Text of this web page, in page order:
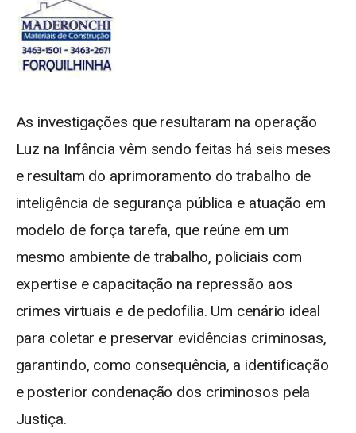
As investigações que resultaram na operação
Luz na Infância vêm sendo feitas há seis meses
e resultam do aprimoramento do trabalho de
inteligência de segurança pública e atuação em
modelo de força tarefa, que reúne em um
mesmo ambiente de trabalho, policiais com
expertise e capacitação na repressão aos
crimes virtuais e de pedofilia. Um cenário ideal
para coletar e preservar evidências criminosas,
garantindo, como consequência, a identificação
e posterior condenação dos criminosos pela
Justiça.